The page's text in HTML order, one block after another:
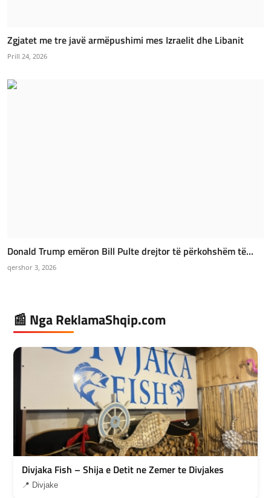
Zgjatet me tre javë armëpushimi mes Izraelit dhe Libanit
Prill 24, 2026
Donald Trump emëron Bill Pulte drejtor të përkohshëm të...
qershor 3, 2026
📰 Nga ReklamaShqip.com
Divjaka Fish – Shija e Detit ne Zemer te Divjakes
📍 Divjake